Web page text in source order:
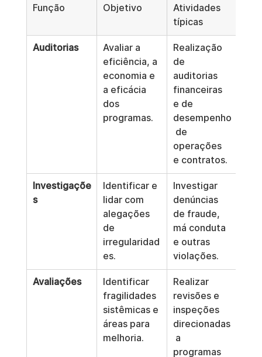
Função Objetivo
Atividades
típicas
Auditorias
Avaliar a
eficiência, a
economia e
a eficácia
dos
programas.
Realização
de
auditorias
financeiras
e de
desempenho
de
operações
e contratos.
Investigaçõe
s
Identificar e
lidar com
alegações
de
irregularidad
es.
Investigar
denúncias
de fraude,
má conduta
e outras
violações.
Avaliações
Identificar
fragilidades
sistêmicas e
áreas para
melhoria.
Realizar
revisões e
inspeções
direcionadas
a
programas